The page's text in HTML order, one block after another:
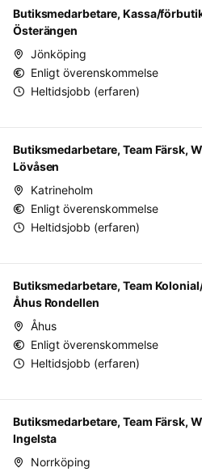
Butiksmedarbetare, Kassa/
Österängen
Jönköping
Enligt överenskommelse
Heltidsjobb (erfaren)
Butiksmedarbetare, Team Färsk,
Lövåsen
Katrineholm
Enligt överenskommelse
Heltidsjobb (erfaren)
Butiksmedarbetare, Team
Åhus Rondellen
Åhus
Enligt överenskommelse
Heltidsjobb (erfaren)
Butiksmedarbetare, Team Färsk,
Ingelsta
Norrköping